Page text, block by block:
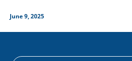
June 9, 2025